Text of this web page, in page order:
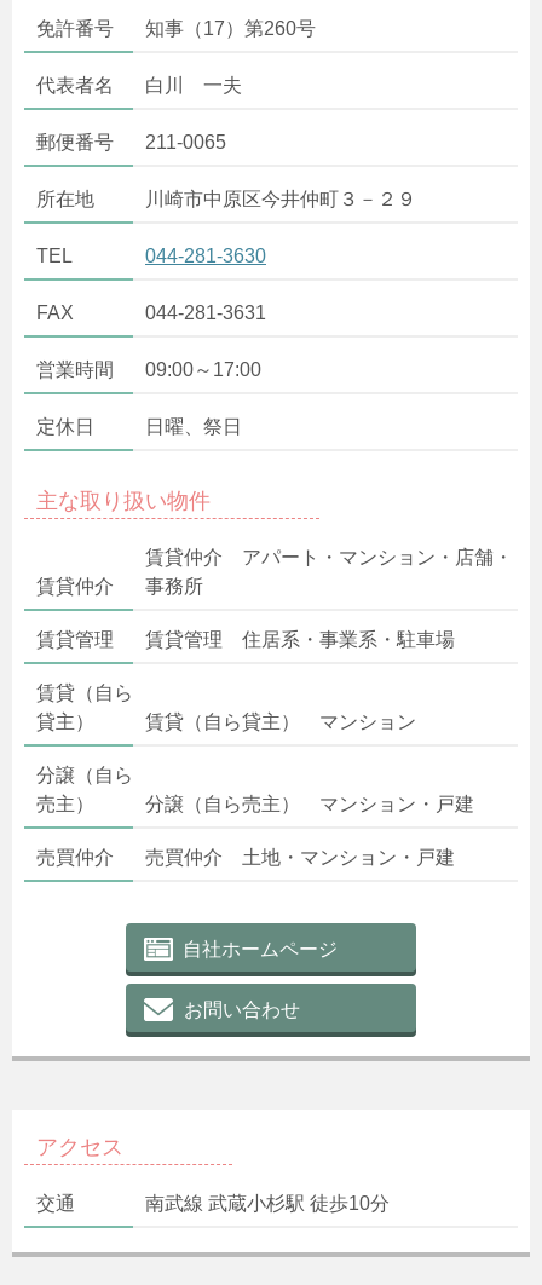
免許番号 知事（17）第260号
代表者名 白川 一夫
郵便番号 211-0065
所在地 川崎市中原区今井仲町３－２９
TEL 044-281-3630
FAX 044-281-3631
営業時間 09:00～17:00
定休日 日曜、祭日
主な取り扱い物件
賃貸仲介
賃貸仲介 アパート・マンション・店舗・
事務所
賃貸管理 賃貸管理 住居系・事業系・駐車場
賃貸（自ら
貸主）
賃貸（自ら貸主） マンション
分譲（自ら
売主）
分譲（自ら売主） マンション・戸建
売買仲介 売買仲介 土地・マンション・戸建
自社ホームページ
お問い合わせ
アクセス
交通 南武線 武蔵小杉駅 徒歩10分